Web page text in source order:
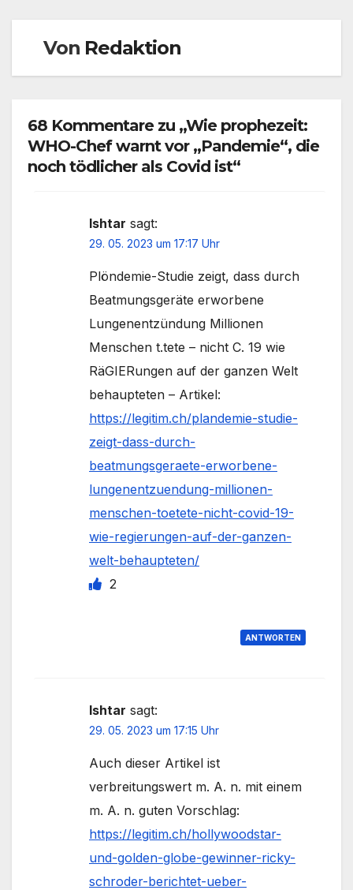
Von Redaktion
68 Kommentare zu „Wie prophezeit:
WHO-Chef warnt vor „Pandemie“, die
noch tödlicher als Covid ist“
Ishtar sagt:
29. 05. 2023 um 17:17 Uhr
Plöndemie-Studie zeigt, dass durch
Beatmungsgeräte erworbene
Lungenentzündung Millionen
Menschen t.tete – nicht C. 19 wie
RäGIERungen auf der ganzen Welt
behaupteten – Artikel:
https://legitim.ch/plandemie-studie-
zeigt-dass-durch-
beatmungsgeraete-erworbene-
lungenentzuendung-millionen-
menschen-toetete-nicht-covid-19-
wie-regierungen-auf-der-ganzen-
welt-behaupteten/
2
ANTWORTEN
Ishtar sagt:
29. 05. 2023 um 17:15 Uhr
Auch dieser Artikel ist
verbreitungswert m. A. n. mit einem
m. A. n. guten Vorschlag:
https://legitim.ch/hollywoodstar-
und-golden-globe-gewinner-ricky-
schroder-berichtet-ueber-